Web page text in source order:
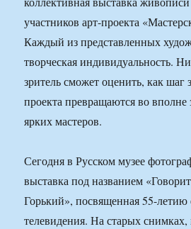
участников арт-проекта
Каждый из представленных
творческая индивидуальность.
зритель сможет оценить, как шаг
проекта превращаются во
ярких мастеров.
Сегодня в Русском музее
выставка под названием
Горький», посвященная 55-летию
телевидения. На старых